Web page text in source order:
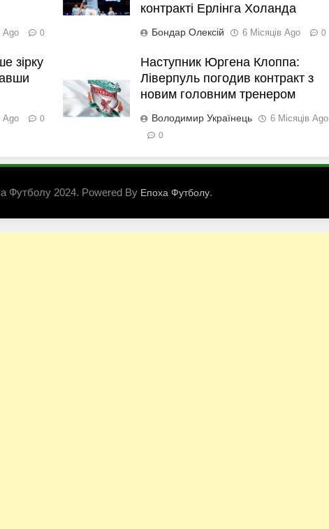
Ago 0
контракті Ерлінга Холанда
Бондар Олексій 6 Місяців Ago 0
зірку
Ago 0
Наступник Юргена Клоппа:
Ліверпуль погодив контракт з
новим головним тренером
Володимир Українець 6 Місяців Ago
0
Футболу 2024. Powered By Епоха Футболу.